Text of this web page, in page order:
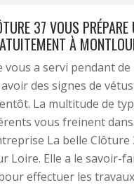
37 VOUS
À
a servi pendant
des signes de
La multitude de
vous freinent
La belle Clôture
Loire. Elle a le savoir-
effectuer les